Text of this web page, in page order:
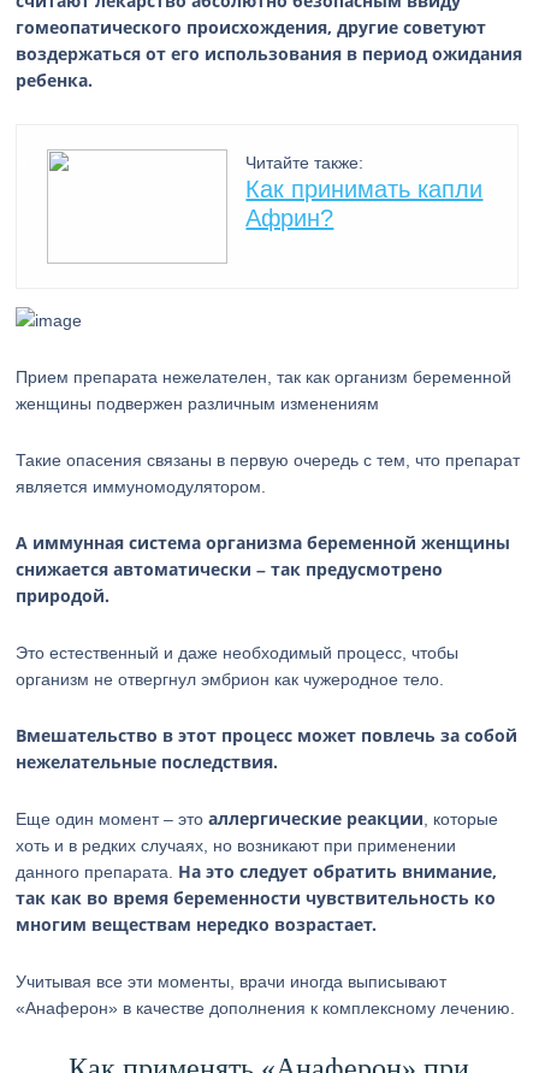
гомеопатического происхождения, другие советуют
воздержаться от его использования в период ожидания
ребенка.
Читайте также:
Как принимать капли
Африн?
Прием препарата нежелателен, так как организм беременной
женщины подвержен различным изменениям
Такие опасения связаны в первую очередь с тем, что препарат
является иммуномодулятором.
А иммунная система организма беременной женщины
снижается автоматически – так предусмотрено
природой.
Это естественный и даже необходимый процесс, чтобы
организм не отвергнул эмбрион как чужеродное тело.
Вмешательство в этот процесс может повлечь за собой
нежелательные последствия.
Еще один момент – этоаллергические реакции , которые
хоть и в редких случаях, но возникают при применении
данного препарата. На это следует обратить внимание,
так как во время беременности чувствительность ко
многим веществам нередко возрастает.
Учитывая все эти моменты, врачи иногда выписывают
«Анаферон» в качестве дополнения к комплексному лечению.